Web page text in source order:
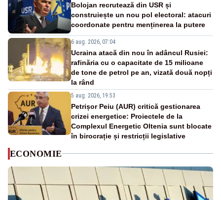
Bolojan recrutează din USR și
construiește un nou pol electoral: atacuri
coordonate pentru menținerea la putere
6 aug. 2026, 07:04
Ucraina atacă din nou în adâncul Rusiei:
rafinăria cu o capacitate de 15 milioane
de tone de petrol pe an, vizată două nopți
la rând
5 aug. 2026, 19:53
Petrișor Peiu (AUR) critică gestionarea
crizei energetice: Proiectele de la
Complexul Energetic Oltenia sunt blocate
în birocrație și restricții legislative
ECONOMIE